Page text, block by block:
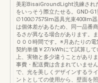
美彩BisaiGroundLight洗練され
をいっそう際立たせる。GND-
∅100∅7575lm器具光束400lm器
は個体差があるため、同一品番
るさが異なる場合があります。
０００時間です。※月あたりの電
契約単価￥27/kWhにて試算し
上、実物と多少違うことがあり
事費・配送費は含まれていませ
で、光を美しくデザインするラ
ントとしての使用から、壁面を